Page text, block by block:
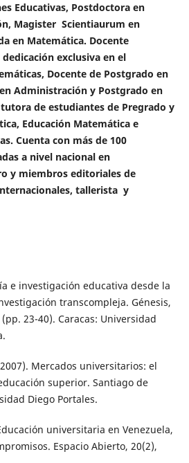
Educativas, Postdoctora en
Magister Scientiaurum en
en Matemática. Docente
exclusiva en el
Docente de Postgrado en
Administración y Postgrado en
tutora de estudiantes de Pregrado y
Educación Matemática e
Cuenta con más de 100
a nivel nacional en
y miembros editoriales de
tallerista y
e investigación educativa desde la
transcompleja. Génesis,
23-40). Caracas: Universidad
Mercados universitarios: el
superior. Santiago de
Diego Portales.
universitaria en Venezuela,
Espacio Abierto, 20(2),